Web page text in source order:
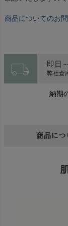
商品についてのお
local_shipping 即日
弊社倉
納期
商品につ